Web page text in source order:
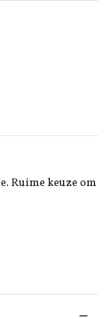
Ruime keuze om